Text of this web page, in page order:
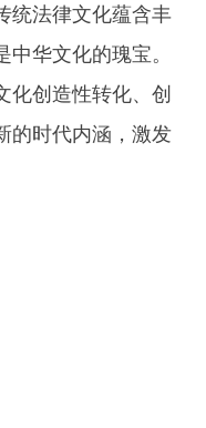
统法律文化蕴含丰
华文化的瑰宝。
化创造性转化、创
的时代内涵，激发